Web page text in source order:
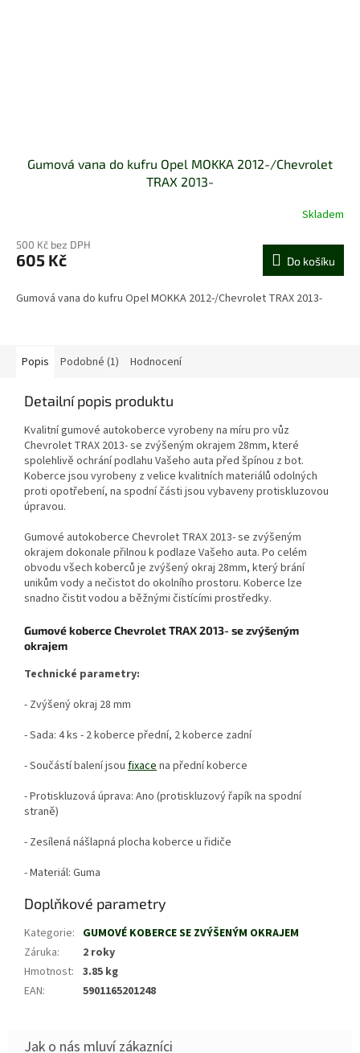
Gumová vana do kufru Opel MOKKA 2012-/Chevrolet
TRAX 2013-
Skladem
500 Kč bez DPH
605 Kč Do košíku
Gumová vana do kufru Opel MOKKA 2012-/Chevrolet TRAX 2013-
Popis Podobné (1) Hodnocení
Detailní popis produktu
Kvalitní gumové autokoberce vyrobeny na míru pro vůz
Chevrolet TRAX 2013- se zvýšeným okrajem 28mm, které
spolehlivě ochrání podlahu Vašeho auta před špínou z bot.
Koberce jsou vyrobeny z velice kvalitních materiálů odolných
proti opotřebení, na spodní části jsou vybaveny protiskluzovou
úpravou.
Gumové autokoberce Chevrolet TRAX 2013- se zvýšeným
okrajem dokonale přilnou k podlaze Vašeho auta. Po celém
obvodu všech koberců je zvýšený okraj 28mm, který brání
unikům vody a nečistot do okolního prostoru. Koberce lze
snadno čistit vodou a běžnými čistícími prostředky.
Gumové koberce Chevrolet TRAX 2013- se zvýšeným
okrajem
Technické parametry:
- Zvýšený okraj 28 mm
- Sada: 4 ks - 2 koberce přední, 2 koberce zadní
- Součástí balení jsou fixacena přední koberce
- Protiskluzová úprava: Ano (protiskluzový řapík na spodní
straně)
- Zesílená nášlapná plocha koberce u řidiče
- Materiál: Guma
Doplňkové parametry
Kategorie: GUMOVÉ KOBERCE SE ZVÝŠENÝM OKRAJEM
Záruka:
2 roky
Hmotnost: 3.85 kg
EAN: 5901165201248